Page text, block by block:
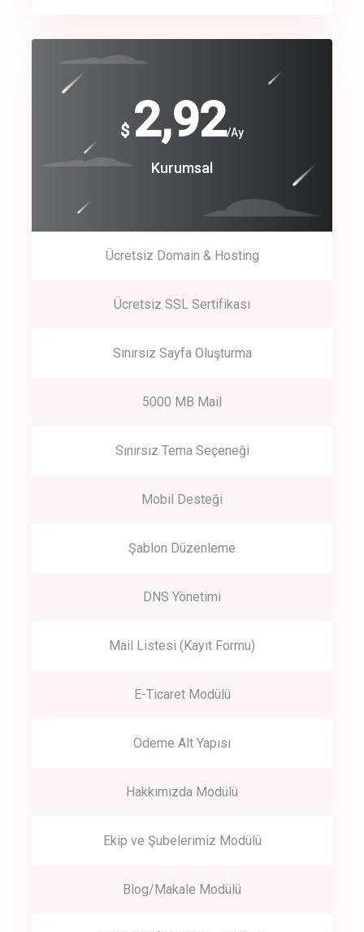
crm auto cync
track energy costs
Get Started
Start by trying our service for 30 days free trial no credit card
$ 2,92/Ay
Kurumsal
Ücretsiz Domain & Hosting
Ücretsiz SSL Sertifikası
Sınırsız Sayfa Oluşturma
5000 MB Mail
Sınırsız Tema Seçeneği
Mobil Desteği
Şablon Düzenleme
DNS Yönetimi
Mail Listesi (Kayıt Formu)
E-Ticaret Modülü
Ödeme Alt Yapısı
Hakkımızda Modülü
Ekip ve Şubelerimiz Modülü
Blog/Makale Modülü
$
240
Coroprate